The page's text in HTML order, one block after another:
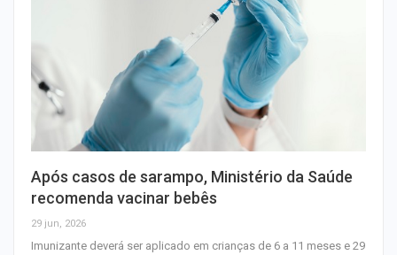
Após casos de sarampo, Ministério da Saúde
recomenda vacinar bebês
29 jun, 2026
Imunizante deverá ser aplicado em crianças de 6 a 11 meses e 29